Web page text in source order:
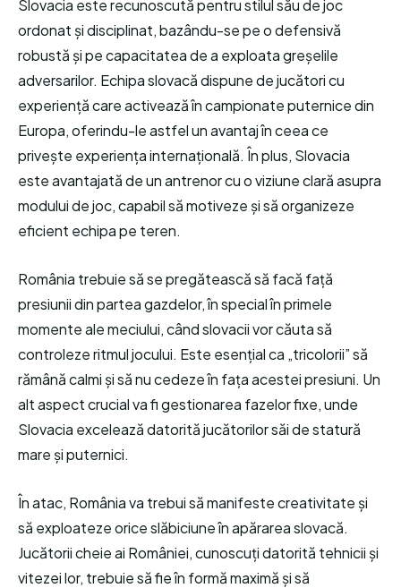
Slovacia este recunoscută pentru stilul său de joc
ordonat și disciplinat, bazându-se pe o defensivă
robustă și pe capacitatea de a exploata greșelile
adversarilor. Echipa slovacă dispune de jucători cu
experiență care activează în campionate puternice din
Europa, oferindu-le astfel un avantaj în ceea ce
privește experiența internațională. În plus, Slovacia
este avantajată de un antrenor cu o viziune clară asupra
modului de joc, capabil să motiveze și să organizeze
eficient echipa pe teren.
România trebuie să se pregătească să facă față
presiunii din partea gazdelor, în special în primele
momente ale meciului, când slovacii vor căuta să
controleze ritmul jocului. Este esențial ca „tricolorii” să
rămână calmi și să nu cedeze în fața acestei presiuni. Un
alt aspect crucial va fi gestionarea fazelor fixe, unde
Slovacia excelează datorită jucătorilor săi de statură
mare și puternici.
În atac, România va trebui să manifeste creativitate și
să exploateze orice slăbiciune în apărarea slovacă.
Jucătorii cheie ai României, cunoscuți datorită tehnicii și
vitezei lor, trebuie să fie în formă maximă și să